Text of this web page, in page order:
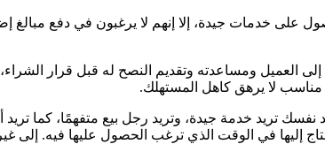
على خدمات جيدة، إلا إنهم لا يرغبون في دفع
العميل ومساعدته وتقديم النصح له قبل قرار
لا يرهق كاهل المستهلك.
خدمة جيدة، وتريد رجل بيع متفهمًا، كما تريد أن
إليها في الوقت الذي ترغب الحصول عليها فيه. إلى